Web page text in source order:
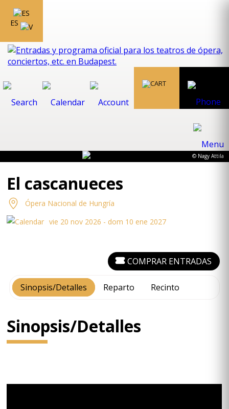
ES
© Nagy Attila
El cascanueces
Ópera Nacional de Hungría
vie 20 nov 2026 - dom 10 ene 2027
Sinopsis/Detalles Reparto Recinto
COMPRAR ENTRADAS
Sinopsis/Detalles